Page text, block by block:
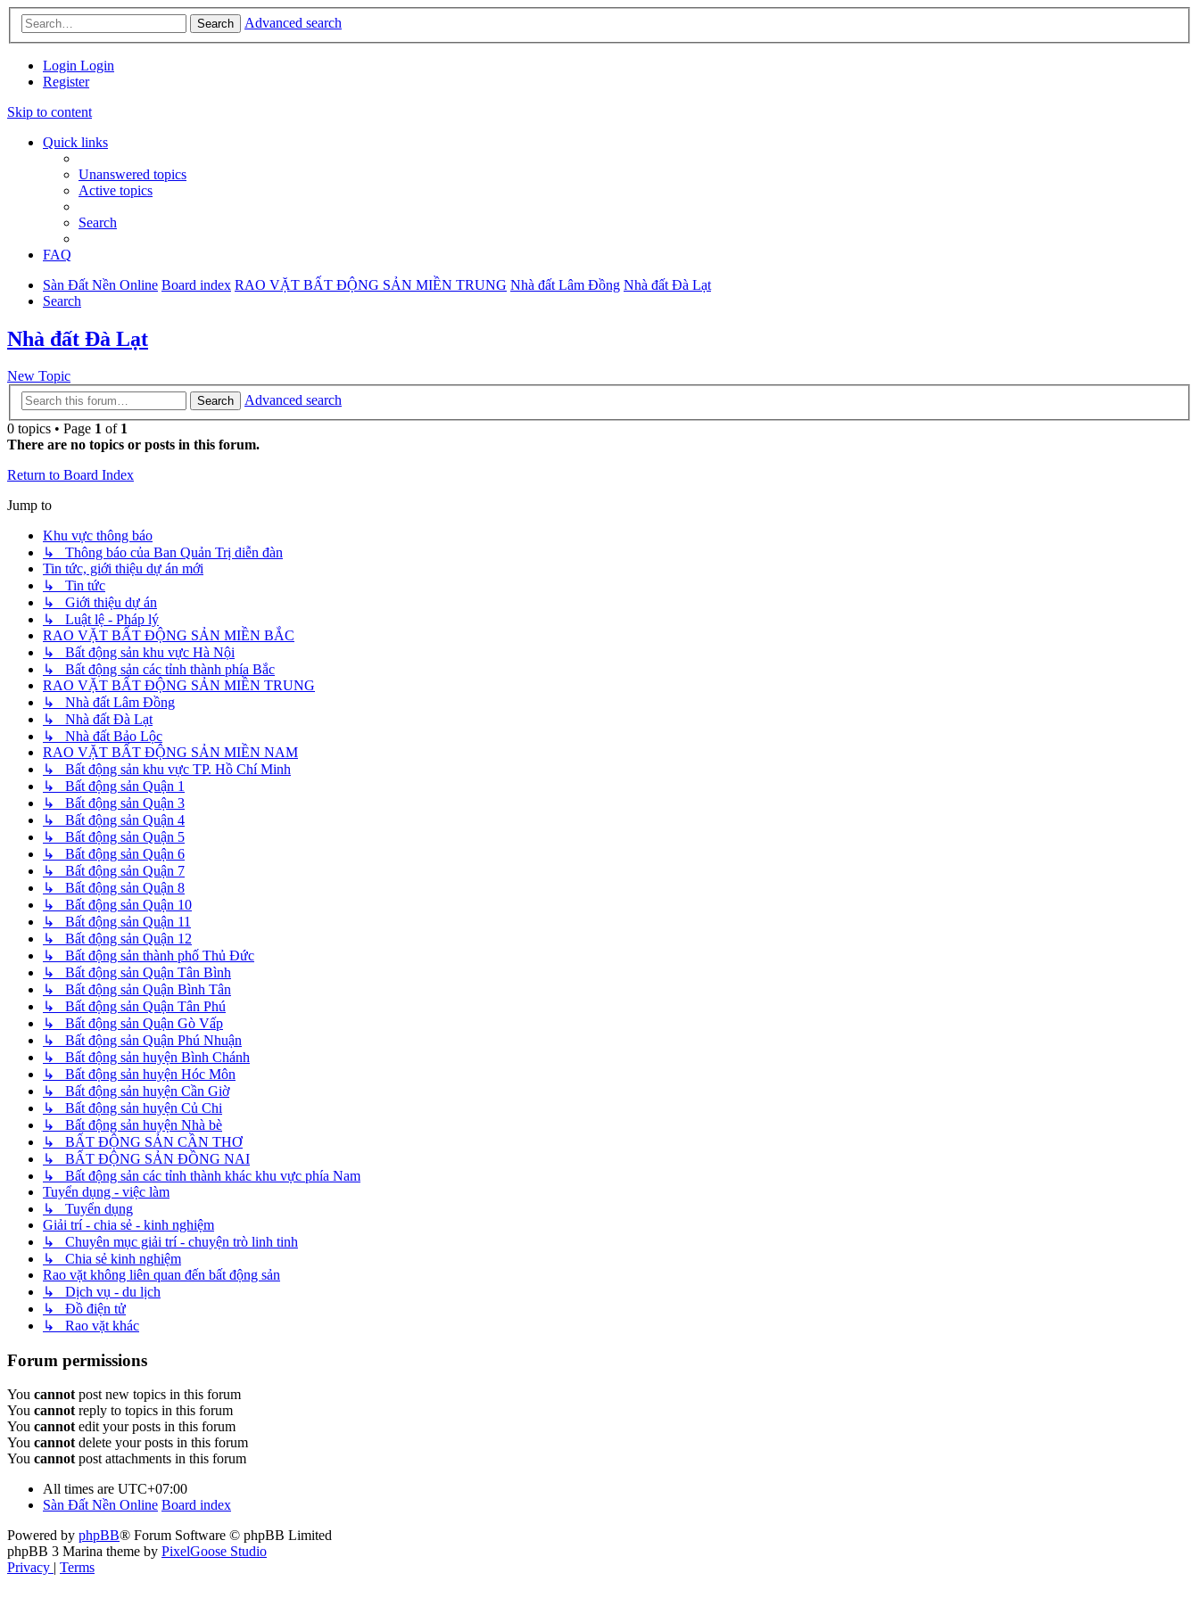
Search Advanced search
Login Login
Register
Skip to content
Quick links
Unanswered topics
Active topics
Search
FAQ
Sàn Đất Nền Online Board index RAO VẶT BẤT ĐỘNG SẢN MIỀN TRUNG Nhà đất Lâm Đồng Nhà đất Đà Lạt
Search
Nhà đất Đà Lạt
New Topic
Search
Advanced search
0 topics • Page 1 of 1
There are no topics or posts in this forum.
Return to Board Index
Jump to
Khu vực thông báo
↳ Thông báo của Ban Quản Trị diễn đàn
Tin tức, giới thiệu dự án mới
↳ Tin tức
↳ Giới thiệu dự án
↳ Luật lệ - Pháp lý
RAO VẶT BẤT ĐỘNG SẢN MIỀN BẮC
↳ Bất động sản khu vực Hà Nội
↳ Bất động sản các tỉnh thành phía Bắc
RAO VẶT BẤT ĐỘNG SẢN MIỀN TRUNG
↳ Nhà đất Lâm Đồng
↳ Nhà đất Đà Lạt
↳ Nhà đất Bảo Lộc
RAO VẶT BẤT ĐỘNG SẢN MIỀN NAM
↳ Bất động sản khu vực TP. Hồ Chí Minh
↳ Bất động sản Quận 1
↳ Bất động sản Quận 3
↳ Bất động sản Quận 4
↳ Bất động sản Quận 5
↳ Bất động sản Quận 6
↳ Bất động sản Quận 7
↳ Bất động sản Quận 8
↳ Bất động sản Quận 10
↳ Bất động sản Quận 11
↳ Bất động sản Quận 12
↳ Bất động sản thành phố Thủ Đức
↳ Bất động sản Quận Tân Bình
↳ Bất động sản Quận Bình Tân
↳ Bất động sản Quận Tân Phú
↳ Bất động sản Quận Gò Vấp
↳ Bất động sản Quận Phú Nhuận
↳ Bất động sản huyện Bình Chánh
↳ Bất động sản huyện Hóc Môn
↳ Bất động sản huyện Cần Giờ
↳ Bất động sản huyện Củ Chi
↳ Bất động sản huyện Nhà bè
↳ BẤT ĐỘNG SẢN CẦN THƠ
↳ BẤT ĐỘNG SẢN ĐỒNG NAI
↳ Bất động sản các tỉnh thành khác khu vực phía Nam
Tuyển dụng - việc làm
↳ Tuyển dụng
Giải trí - chia sẻ - kinh nghiệm
↳ Chuyên mục giải trí - chuyện trò linh tinh
↳ Chia sẻ kinh nghiệm
Rao vặt không liên quan đến bất động sản
↳ Dịch vụ - du lịch
↳ Đồ điện tử
↳ Rao vặt khác
Forum permissions
You cannotpost new topics in this forum
You cannotreply to topics in this forum
You cannotedit your posts in this forum
You cannotdelete your posts in this forum
You cannotpost attachments in this forum
All times are UTC+07:00
Sàn Đất Nền Online Board index
Powered by phpBB® Forum Software © phpBB Limited
phpBB 3 Marina theme by PixelGoose Studio
Privacy | Terms